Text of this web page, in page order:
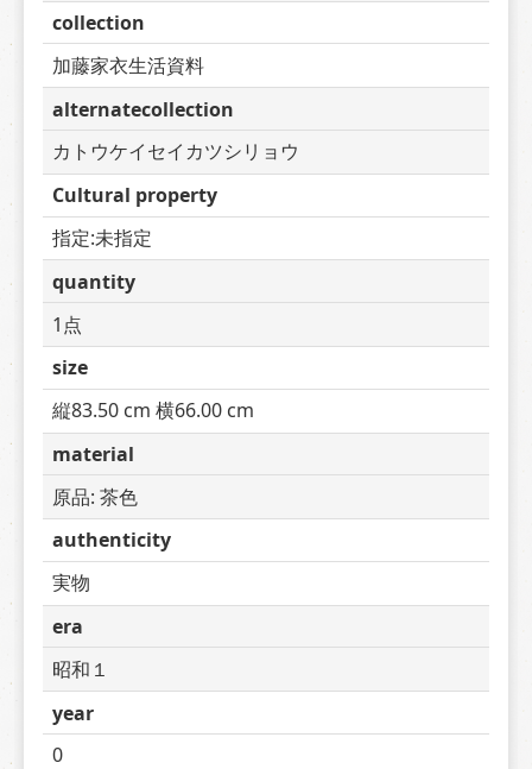
collection
加藤家衣生活資料
alternatecollection
カトウケイセイカツシリョウ
Cultural property
指定:未指定
quantity
1点
size
縦83.50 cm 横66.00 cm
material
原品: 茶色
authenticity
実物
era
昭和１
year
0